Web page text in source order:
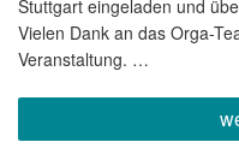
Stuttgart eingeladen und
Vielen Dank an das Orga-
Veranstaltung. …